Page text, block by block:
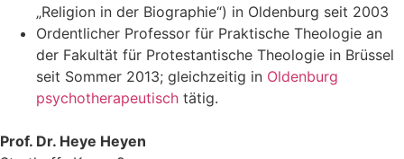
„Religion in der Biographie“) in Oldenburg seit 2003
Ordentlicher Professor für Praktische Theologie an
der Fakultät für Protestantische Theologie in Brüssel
seit Sommer 2013; gleichzeitig in Oldenburg
psychotherapeutisch tätig.
Prof. Dr. Heye Heyen